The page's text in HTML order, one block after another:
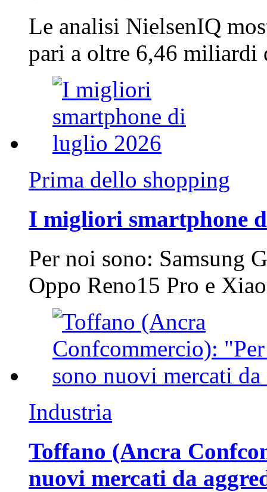
Le analisi NielsenIQ
pari a oltre 6,46
Prima dello shopping
I migliori smartphone
Per noi sono: Samsung
Oppo Reno15 Pro e
Industria
Toffano (Ancra
nuovi mercati da